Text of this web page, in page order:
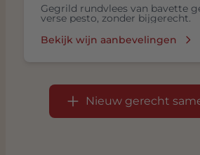
Gegrild rundvlees van bavette
verse pesto, zonder bijgerecht.
Bekijk wijn aanbevelingen
Nieuw gerecht